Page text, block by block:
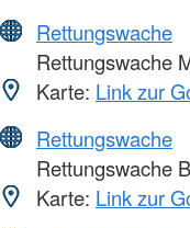
Rettungswache
Rettungswache
Karte: Link zur
Rettungswache
Rettungswache
Karte: Link zur